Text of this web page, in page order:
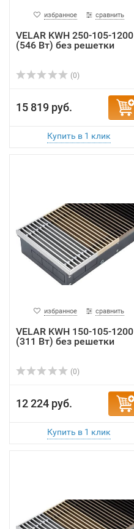
избранное сравнить
VELAR KWH 250-105-1200
(546 Вт) без решетки
(0)
15 819 руб.
избранное сравнить
VELAR KWH 150-105-1200
(311 Вт) без решетки
(0)
12 224 руб.